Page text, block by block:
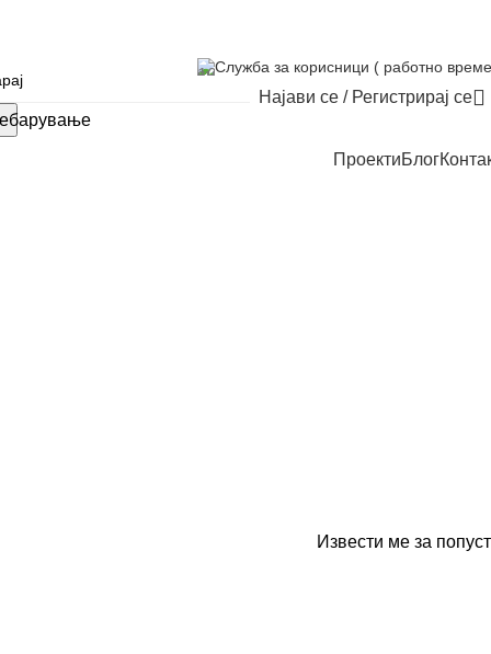
Служба за корисници ( работно
Најави се / Регистрирај се
ПроектиБлог
Извести ме за попуст